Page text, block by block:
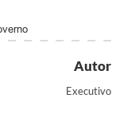
Autor
Executivo